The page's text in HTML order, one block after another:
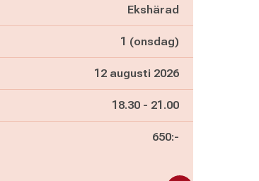
Ekshärad
1 (onsdag)
12 augusti 2026
Pågår mellan
18.30 - och
21.00
650:-